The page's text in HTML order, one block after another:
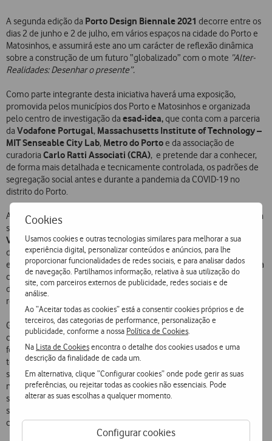
Cookies
Usamos cookies e outras tecnologias similares para melhorar a sua
experiência digital, personalizar conteúdos e anúncios, para lhe
proporcionar funcionalidades de redes sociais, e para analisar dados
de navegação. Partilhamos informação, relativa à sua utilização do
site, com parceiros externos de publicidade, redes sociais e de
análise.
Ao “Aceitar todas as cookies” está a consentir cookies próprios e de
terceiros, das categorias de performance, personalização e
publicidade, conforme a nossa Política de Cookies
Na Lista de Cookiesencontra o detalhe dos cookies usados e uma
descrição da finalidade de cada um.
Em alternativa, clique “Configurar cookies” onde pode gerir as suas
preferências, ou rejeitar todas as cookies não essenciais. Pode
alterar as suas escolhas a qualquer momento.
Configurar cookies
A segunda edição da Porto Design Biennale 2021 decorre entre os
dias 2 de junho e 2 de julho, em vários espaços na cidade do Porto e
Matosinhos, e assumirá este ano um carácter de reflexão dinâmica
sobre a construção de um futuro “globalizado” com o mote “Alter-
Realidades: Desenhar o presente”.
Como parte integrante desta iniciativa haverá uma exposição,
promovida pelos municípios dos Porto e Matosinhos e organizada
pelo centro de investigação da esad-idea,que conta com a parceria
da Vodafone Portugal, Massachusetts Institute of Technology –
MIT Senseable City Lab, Metro do Portoe da associação de
curadoria Carlo Ratti Associati (CRA), e pretende dar a conhecer,
de forma mais detalhada e tecnicamente controlada, os padrões de
segregação social antes e durante a pandemia da COVID-19 no
distrito do Porto.
A exposição‘Guetos Liminares’
propõe uma interpretação alternativa
sustentada por uma análise de big data, disponibilizada pela solução
Vodafone Analytics. Através da execução de algoritmos
desenvolvidos pelo MIT sobre dados geolocalizados, de natureza
estritamente confidencial e anónima, é possível revolucionar a forma
como olhamos para as cidades ao viabilizar-se uma caracterização
dos diferentes fluxos e mobilidade de pessoas, nas diferentes zonas
referentes à área metropolitana do Porto.
Graças a utilização da tecnologia, as relações entre os cidadãos e as
cidades têm vindo a sofrer transformadoras mudanças. Tendo como
foco a recuperação da qualidade de vida dos habitantes, as cidades
têm vindo a tornar-se cada vez mais inteligentes, contanto com
soluções mais sustentáveis e conectadas para responder a novas
necessidades dos habitantes. As dinâmicas das populações alteram-
se e não restam dúvidas de que a mobilidade sustentável é o trilho a
seguir para o desenvolvimento económico, social e ambiental das
cidades.